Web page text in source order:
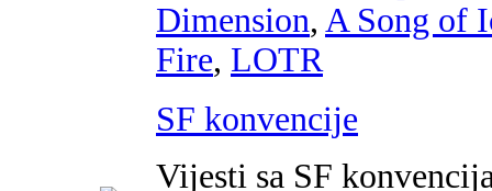
Dimension, A Song of
Fire, LOTR
SF konvencije
Vijesti sa SF